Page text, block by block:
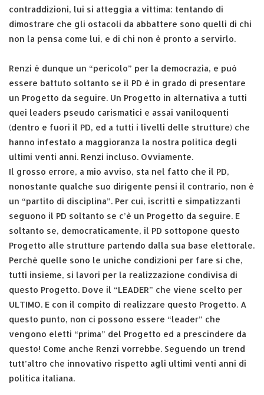
contraddizioni, lui si atteggia a vittima: tentando di
dimostrare che gli ostacoli da abbattere sono quelli di chi
non la pensa come lui, e di chi non è pronto a servirlo.
Renzi è dunque un “pericolo” per la democrazia, e può
essere battuto soltanto se il PD è in grado di presentare
un Progetto da seguire. Un Progetto in alternativa a tutti
quei leaders pseudo carismatici e assai vaniloquenti
(dentro e fuori il PD, ed a tutti i livelli delle strutture) che
hanno infestato a maggioranza la nostra politica degli
ultimi venti anni. Renzi incluso. Ovviamente.
Il grosso errore, a mio avviso, sta nel fatto che il PD,
nonostante qualche suo dirigente pensi il contrario, non è
un “partito di disciplina”. Per cui, iscritti e simpatizzanti
seguono il PD soltanto se c’è un Progetto da seguire. E
soltanto se, democraticamente, il PD sottopone questo
Progetto alle strutture partendo dalla sua base elettorale.
Perché quelle sono le uniche condizioni per fare sì che,
tutti insieme, si lavori per la realizzazione condivisa di
questo Progetto. Dove il “LEADER” che viene scelto per
ULTIMO. E con il compito di realizzare questo Progetto. A
questo punto, non ci possono essere “leader” che
vengono eletti “prima” del Progetto ed a prescindere da
questo! Come anche Renzi vorrebbe. Seguendo un trend
tutt’altro che innovativo rispetto agli ultimi venti anni di
politica italiana.